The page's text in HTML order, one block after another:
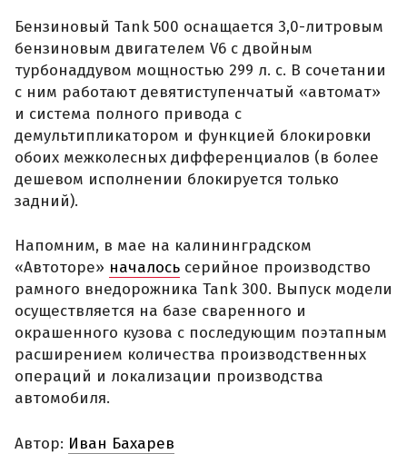
Бензиновый Tank 500 оснащается 3,0-литровым
бензиновым двигателем V6 с двойным
турбонаддувом мощностью 299 л. с. В сочетании
с ним работают девятиступенчатый «автомат»
и система полного привода с
демультипликатором и функцией блокировки
обоих межколесных дифференциалов (в более
дешевом исполнении блокируется только
задний).
Напомним, в мае на калининградском
«Автоторе» началось серийное производство
рамного внедорожника Tank 300. Выпуск модели
осуществляется на базе сваренного и
окрашенного кузова с последующим поэтапным
расширением количества производственных
операций и локализации производства
автомобиля.
Автор: Иван Бахарев